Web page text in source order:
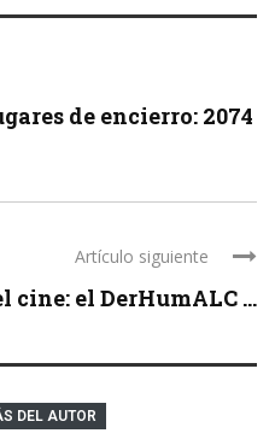
de encierro: 2074
Artículo siguiente
cine: el DerHumALC ...
DEL AUTOR